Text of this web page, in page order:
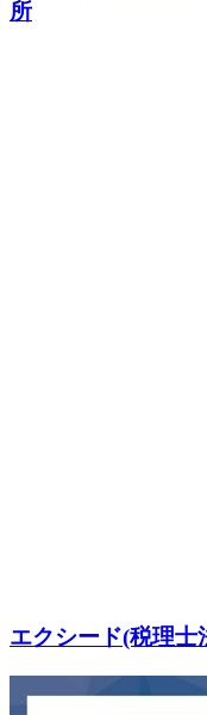
所
エクシード(税理士